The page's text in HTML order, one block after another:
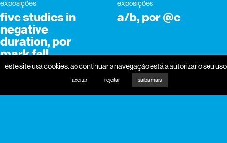
exposições
five studies in
negative
duration, por
mark fell
exposições
a/b, por @c
este site usa cookies. ao continuar a navegação está a autorizar o seu uso.
aceitar rejeitar saiba mais